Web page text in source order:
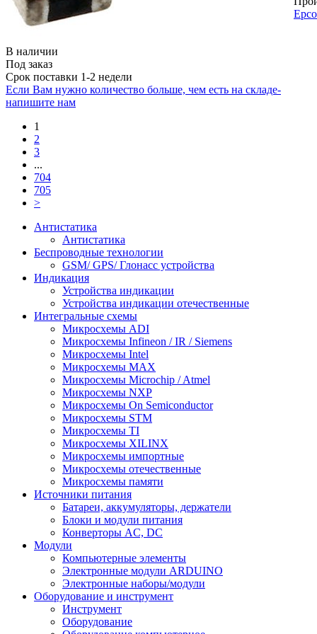
В наличии
Под заказ
Срок поставки 1-2 недели
Если Вам нужно количество больше, чем есть на складе-
напишите нам
1
2
3
...
704
705
>
Антистатика
Антистатика
Беспроводные технологии
GSM/ GPS/ Глонасс устройства
Индикация
Устройства индикации
Устройства индикации отечественные
Интегральные схемы
Микросхемы ADI
Микросхемы Infineon / IR / Siemens
Микросхемы Intel
Микросхемы MAX
Микросхемы Microchip / Atmel
Микросхемы NXP
Микросхемы On Semiconductor
Микросхемы STM
Микросхемы TI
Микросхемы XILINX
Микросхемы импортные
Микросхемы отечественные
Микросхемы памяти
Источники питания
Батареи, аккумуляторы, держатели
Блоки и модули питания
Конверторы AC, DC
Модули
Компьютерные элементы
Электронные модули ARDUINO
Электронные наборы/модули
Оборудование и инструмент
Инструмент
Оборудование